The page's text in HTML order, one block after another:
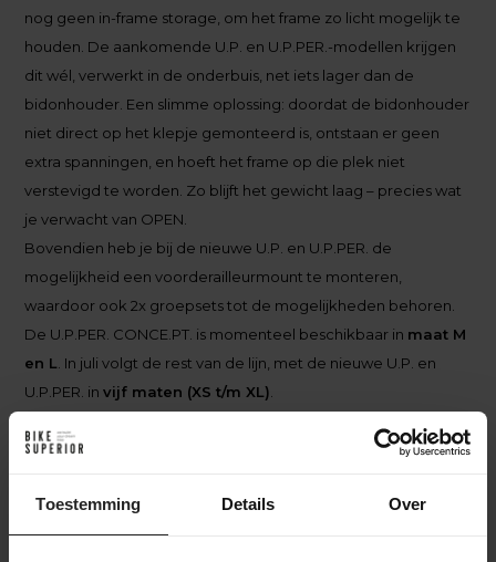
Toestemming Details Over
nog geen in-frame storage, om het frame zo licht mogelijk te
houden. De aankomende U.P. en U.P.PER.-modellen krijgen
dit wél, verwerkt in de onderbuis, net iets lager dan de
bidonhouder. Een slimme oplossing: doordat de bidonhouder
niet direct op het klepje gemonteerd is, ontstaan er geen
extra spanningen, en hoeft het frame op die plek niet
verstevigd te worden. Zo blijft het gewicht laag – precies wat
je verwacht van OPEN.
Bovendien heb je bij de nieuwe U.P. en U.P.PER. de
mogelijkheid een voorderailleurmount te monteren,
waardoor ook 2x groepsets tot de mogelijkheden behoren.
De U.P.PER. CONCE.PT. is momenteel beschikbaar in maat M
en L. In juli volgt de rest van de lijn, met de nieuwe U.P. en
U.P.PER. invijf maten (XS t/m XL).